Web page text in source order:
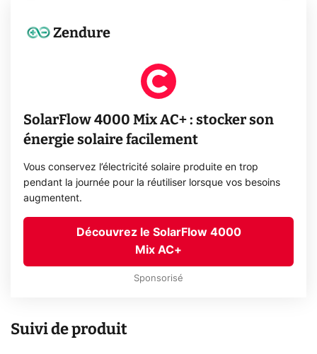
Zendure
SolarFlow 4000 Mix AC+ : stocker son
énergie solaire facilement
Vous conservez l’électricité solaire produite en trop
pendant la journée pour la réutiliser lorsque vos besoins
augmentent.
Découvrez le SolarFlow 4000
Mix AC+
Sponsorisé
Suivi de produit